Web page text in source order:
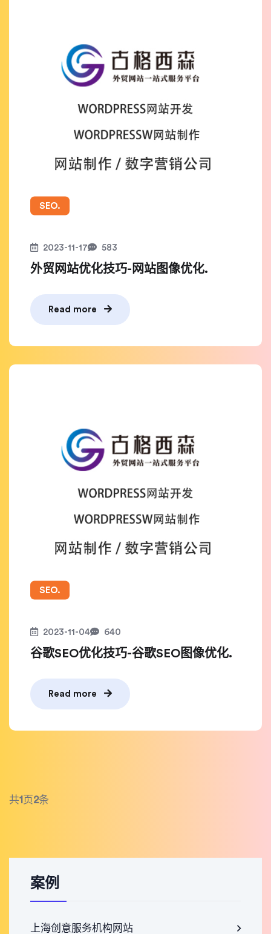
SEO.
2023-11-17 583
外贸网站优化技巧-网站图像优化.
Read more
SEO.
2023-11-04 640
谷歌SEO优化技巧-谷歌SEO图像优化.
Read more
共1 页2条
案例
上海创意服务机构网站